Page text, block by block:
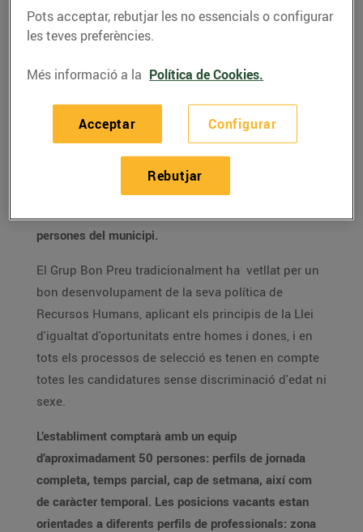
Aquest passat divendres 23 d’abril, el Grup Bon
Preu i l’ajuntament de Sarrià de Ter van signar un
conveni de col·laboració en el procés de selecció
d’aquest any.
Aquest Conveni es fonamenta en la voluntat de
persones del municipi.
El Grup Bon Preu tradicionalment ha vetllat per un
bon desenvolupament de la seva política de
Recursos Humans, aplicant els principis de la Llei
d'igualtat d'oportunitats entre homes i dones, i en
tots els processos de selecció es tenen en compte
totes les candidatures sense discriminació d'edat ni
sexe.
L’establiment comptarà amb un equip
d’aproximadament 50 persones: perfils de jornada
completa, temps parcial, cap de setmana, així com
de caràcter temporal. Les posicions vacants estan
orientades a diferents perfils de professionals: zona
Pots acceptar, rebutjar les no essencials o configurar
les teves preferències.
Més informació a la Política de Cookies.
Configurar
Rebutjar
Acceptar